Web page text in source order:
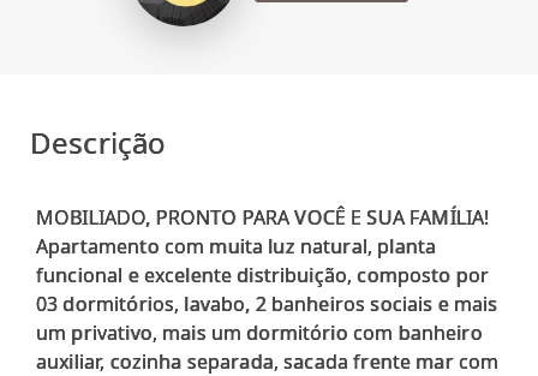
Descrição
MOBILIADO, PRONTO PARA VOCÊ E SUA FAMÍLIA!
Apartamento com muita luz natural, planta
funcional e excelente distribuição, composto por
03 dormitórios, lavabo, 2 banheiros sociais e mais
um privativo, mais um dormitório com banheiro
auxiliar, cozinha separada, sacada frente mar com